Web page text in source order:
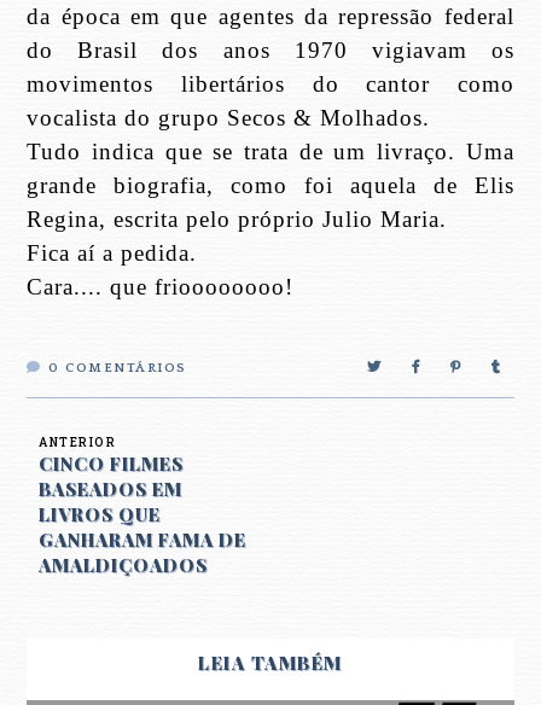
da época em que agentes da repressão federal
do Brasil dos anos 1970 vigiavam os
movimentos libertários do cantor como
vocalista do grupo Secos & Molhados.
Tudo indica que se trata de um livraço. Uma
grande biografia, como foi aquela de Elis
Regina, escrita pelo próprio Julio Maria.
Fica aí a pedida.
Cara.... que frioooooooo!
0 COMENTÁRIOS
ANTERIOR
CINCO FILMES
BASEADOS EM
LIVROS QUE
GANHARAM FAMA DE
AMALDIÇOADOS
LEIA TAMBÉM